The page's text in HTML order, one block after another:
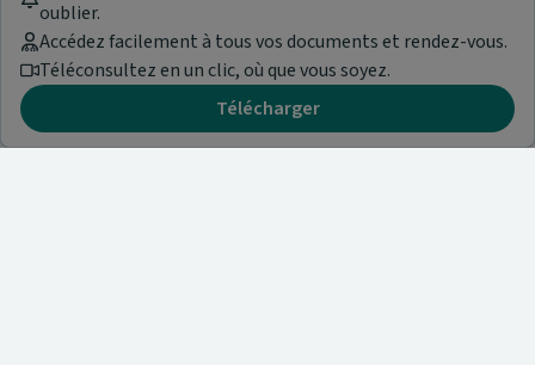
oublier.
Accédez facilement à tous vos documents et rendez-vous.
Téléconsultez en un clic, où que vous soyez.
Télécharger